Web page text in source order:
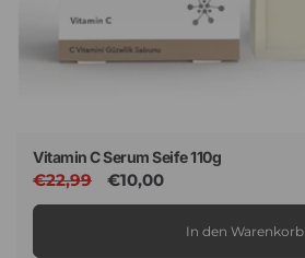
Vitamin C Serum Seife 110g
Normaler
Preis
€22,99 Verkaufspreis
€10,00
In den Warenkorb